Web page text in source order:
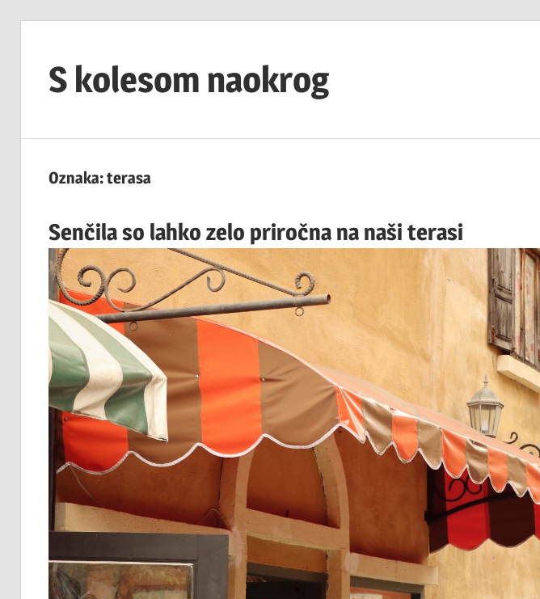
contentS kolesom naokrog
Oznaka:terasa
Senčila so lahko zelo priročna na naši terasi